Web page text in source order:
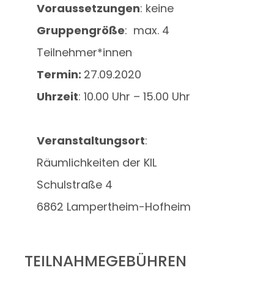
Voraussetzungen: keine
Gruppengröße: max. 4
Teilnehmer*innen
Termin: 27.09.2020
Uhrzeit: 10.00 Uhr – 15.00 Uhr
Veranstaltungsort:
Räumlichkeiten der KIL
Schulstraße 4
6862 Lampertheim-Hofheim
TEILNAHMEGEBÜHREN